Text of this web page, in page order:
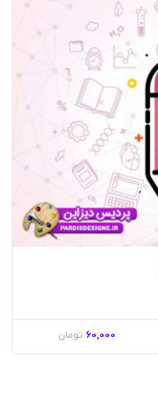
60,000 تومان